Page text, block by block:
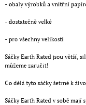
- obaly výrobků a vnitřní
- dostatečně velké
- pro všechny velikosti
Sáčky Earth Rated jsou větší,
můžeme zaručit!
Co dělá tyto sáčky šetrné k
Sáčky Earth Rated v sobě mají